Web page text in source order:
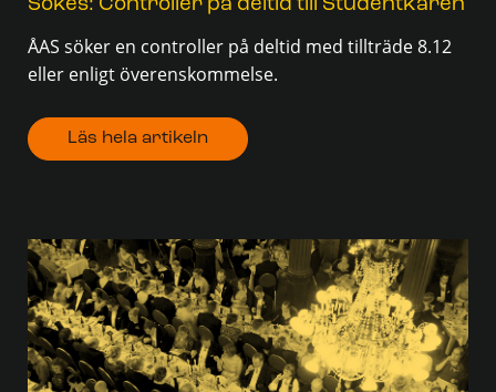
Sökes: Controller på deltid till Studentkåren
ÅAS söker en controller på deltid med tillträde 8.12
eller enligt överenskommelse.
Läs hela artikeln